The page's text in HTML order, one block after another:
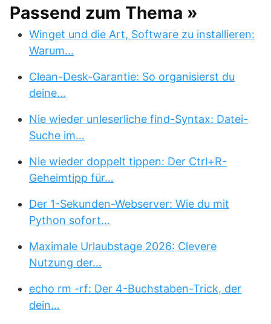
Passend zum Thema »
Winget und die Art, Software zu installieren:
Warum…
Clean-Desk-Garantie: So organisierst du
deine…
Nie wieder unleserliche find-Syntax: Datei-
Suche im…
Nie wieder doppelt tippen: Der Ctrl+R-
Geheimtipp für…
Der 1-Sekunden-Webserver: Wie du mit
Python sofort…
Maximale Urlaubstage 2026: Clevere
Nutzung der…
echo rm -rf: Der 4-Buchstaben-Trick, der
dein…